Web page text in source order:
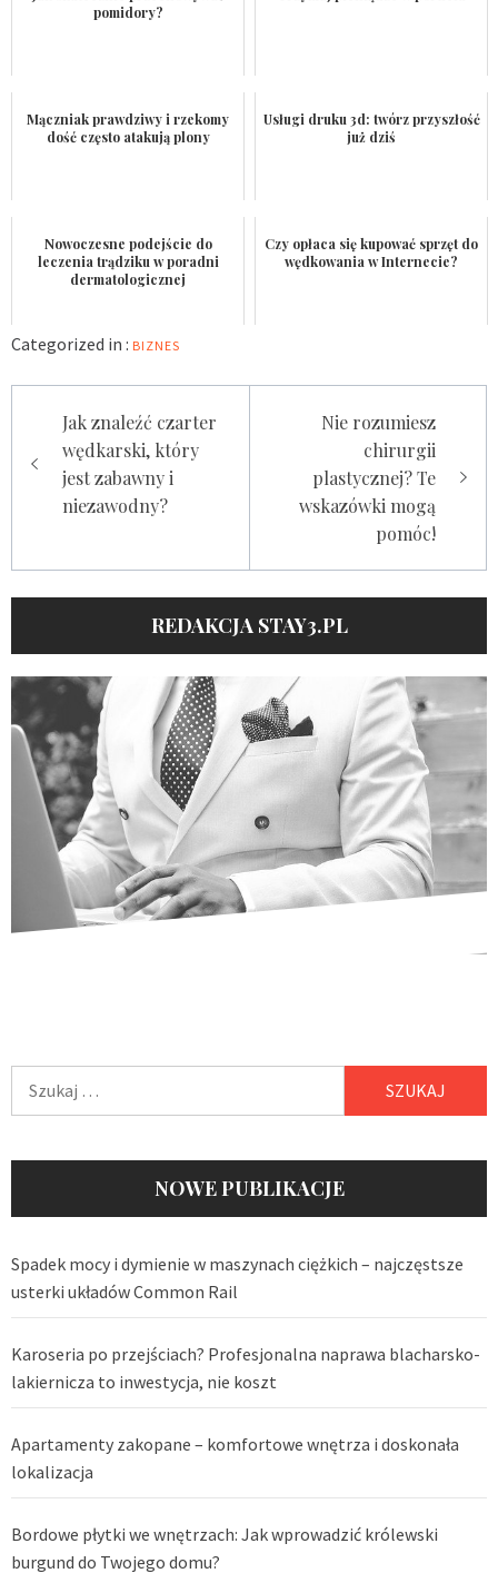
pomidory?
Mączniak prawdziwy i rzekomy
dość często atakują plony
Usługi druku 3d: twórz przyszłość
już dziś
Nowoczesne podejście do
leczenia trądziku w poradni
dermatologicznej
Czy opłaca się kupować sprzęt do
wędkowania w Internecie?
Categorized in : BIZNES
wpisuJak znaleźć czarter
wędkarski, który
jest zabawny i
niezawodny?
Nie rozumiesz
chirurgii
plastycznej? Te
wskazówki mogą
pomóc!
REDAKCJA STAY3.PL
NOWE PUBLIKACJE
Spadek mocy i dymienie w maszynach ciężkich – najczęstsze
usterki układów Common Rail
Karoseria po przejściach? Profesjonalna naprawa blacharsko-
lakiernicza to inwestycja, nie koszt
Apartamenty zakopane – komfortowe wnętrza i doskonała
lokalizacja
Bordowe płytki we wnętrzach: Jak wprowadzić królewski
burgund do Twojego domu?